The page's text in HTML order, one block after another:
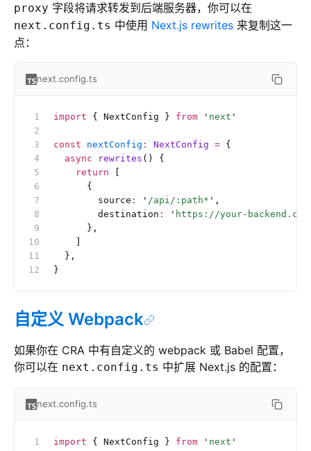
proxy 字段将请求转发到后端服务器，你可以在
next.config.ts 中使用 Next.js rewrites 来复制这一
点：
next.config.ts
import { NextConfig } from ' next '
const nextConfig : NextConfig = {
  async
rewrites () {
    return
      {
        source
: ' /api/:path* ' ,
        destination
: ' https://your-
      },
  },
}
自定义 Webpack
如果你在 CRA 中有自定义的 webpack 或 Babel 配置，
你可以在 next.config.ts 中扩展 Next.js 的配置：
next.config.ts
import { NextConfig } from ' next '